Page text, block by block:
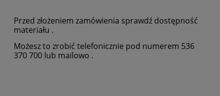
Przed złożeniem zamówienia sprawdź dostępność
materiału .
Możesz to zrobić telefonicznie pod numerem 536
370 700 lub mailowo .